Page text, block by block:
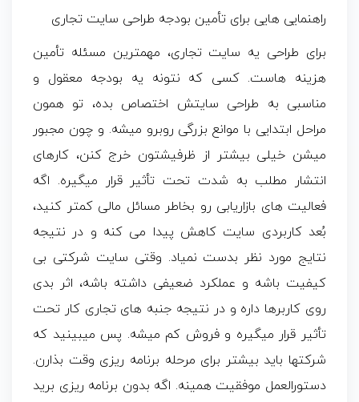
راهنمایی هایی برای تأمین بودجه طراحی سایت تجاری
برای طراحی یه سایت تجاری، مهمترین مسئله تأمین
هزینه هاست. کسی که نتونه یه بودجه معقول و
مناسبی به طراحی سایتش اختصاص بده، تو همون
مراحل ابتدایی با موانع بزرگی روبرو میشه. و چون مجبور
میشن خیلی بیشتر از ظرفیشتون خرج کنن، کارهای
انتشار مطلب به شدت تحت تأثیر قرار میگیره. اگه
فعالیت های بازاریابی رو بخاطر مسائل مالی کمتر کنید،
بُعد کاربردی سایت کاهش پیدا می کنه و در نتیجه
نتایج مورد نظر بدست نمیاد. وقتی سایت شرکتی بی
کیفیت باشه و عملکرد ضعیفی داشته باشه، اثر بدی
روی کاربرها داره و در نتیجه جنبه های تجاری کار تحت
تأثیر قرار میگیره و فروش کم میشه. پس میبینید که
شرکتها باید بیشتر برای مرحله برنامه ریزی وقت بذارن.
دستورالعمل موفقیت همینه. اگه بدون برنامه ریزی برید